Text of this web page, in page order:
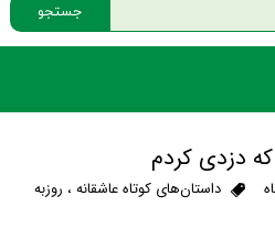
جستجو
که دزدی کردم
داستان‌های کوتاه عاشقانه، روزبه